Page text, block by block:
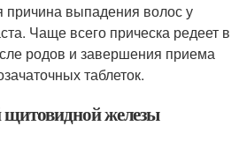
причина выпадения волос у
Чаще всего прическа редеет в
родов и завершения приема
таблеток.
железы